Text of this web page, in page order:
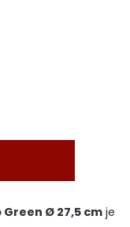
Green Ø 27,5 cm je